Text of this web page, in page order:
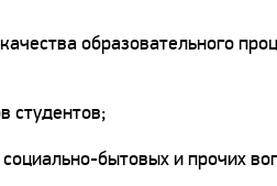
образовательного
студентов;
бытовых и прочих